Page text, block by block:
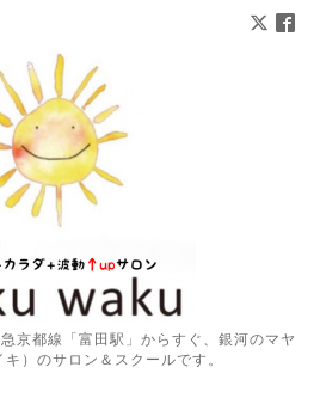
京都線「富田駅」からすぐ、銀河のマヤ
）のサロン＆スクールです。